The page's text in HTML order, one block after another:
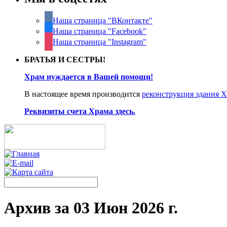
Наша страница "ВКонтакте"
Наша страница "Facebook"
Наша страница "Instagram"
БРАТЬЯ И СЕСТРЫ!
Храм нуждается в Вашей помощи!
В настоящее время производится реконструкция здания
Реквизиты счета Храма здесь.
Архив за 03 Июн 2026 г.